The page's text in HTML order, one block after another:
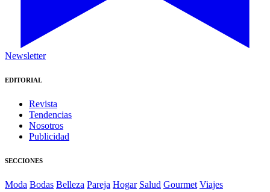
Newsletter
EDITORIAL
Revista
Tendencias
Nosotros
Publicidad
SECCIONES
Moda Bodas Belleza Pareja Hogar Salud Gourmet Viajes